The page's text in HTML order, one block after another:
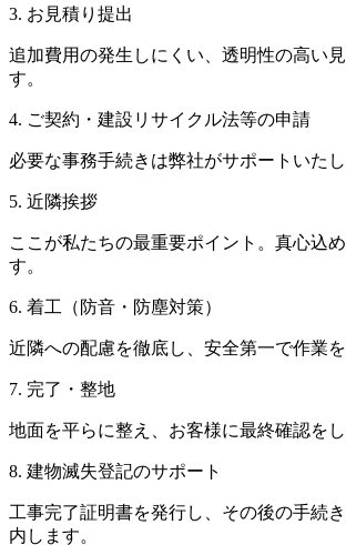
3. お見積り提出
追加費用の発生しにくい、透明性の高い
す。
4. ご契約・建設リサイクル法等の申請
必要な事務手続きは弊社がサポートいたし
5. 近隣挨拶
ここが私たちの最重要ポイント。真心込
す。
6. 着工（防音・防塵対策）
近隣への配慮を徹底し、安全第一で作業を
7. 完了・整地
地面を平らに整え、お客様に最終確認をし
8. 建物滅失登記のサポート
工事完了証明書を発行し、その後の手続
内します。